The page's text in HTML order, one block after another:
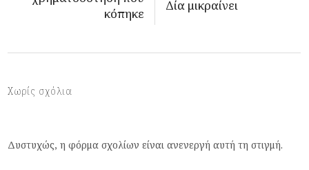
κόπηκε
Δία μικραίνει
Χωρίς σχόλια
Δυστυχώς, η φόρμα σχολίων είναι ανενεργή αυτή τη στιγμή.